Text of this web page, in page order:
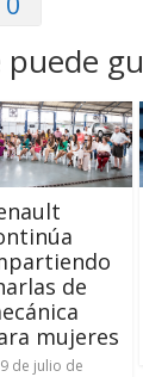
de
mujeres
9 de julio de